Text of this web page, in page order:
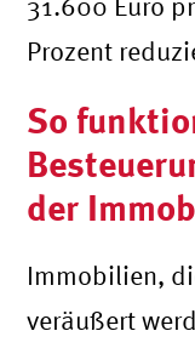
31.600 Euro
Prozent
So
der
Immobilien,
veräußert